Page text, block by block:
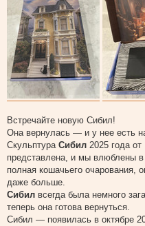
Встречайте новую Сибил!
Она вернулась — и у нее есть
Скульптура Сибил 2025 года
представлена, и мы влюблены
полная кошачьего очарования,
даже больше.
Сибил всегда была немного
теперь она готова вернуться.
Сибил — появилась в октябре